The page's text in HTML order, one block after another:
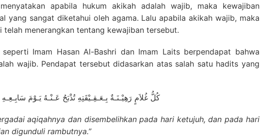
apabila hukum akikah adalah wajib, maka kewajiban
yang sangat diketahui oleh agama. Lalu apabila akikah wajib, maka
telah menerangkan tentang kewajiban tersebut.
Imam Hasan Al-Bashri dan Imam Laits berpendapat bahwa
wajib. Pendapat tersebut didasarkan atas salah satu hadits yang
كُلُّ غُلاَمٍ رَهِيْـنَـةٌ بِـعَـقِـيْقَتِهِ تُذْبَحُ عَـنْـهُ يَـوْمَ
aqiqahnya dan disembelihkan pada hari ketujuh, dan pada hari
digunduli rambutnya.”